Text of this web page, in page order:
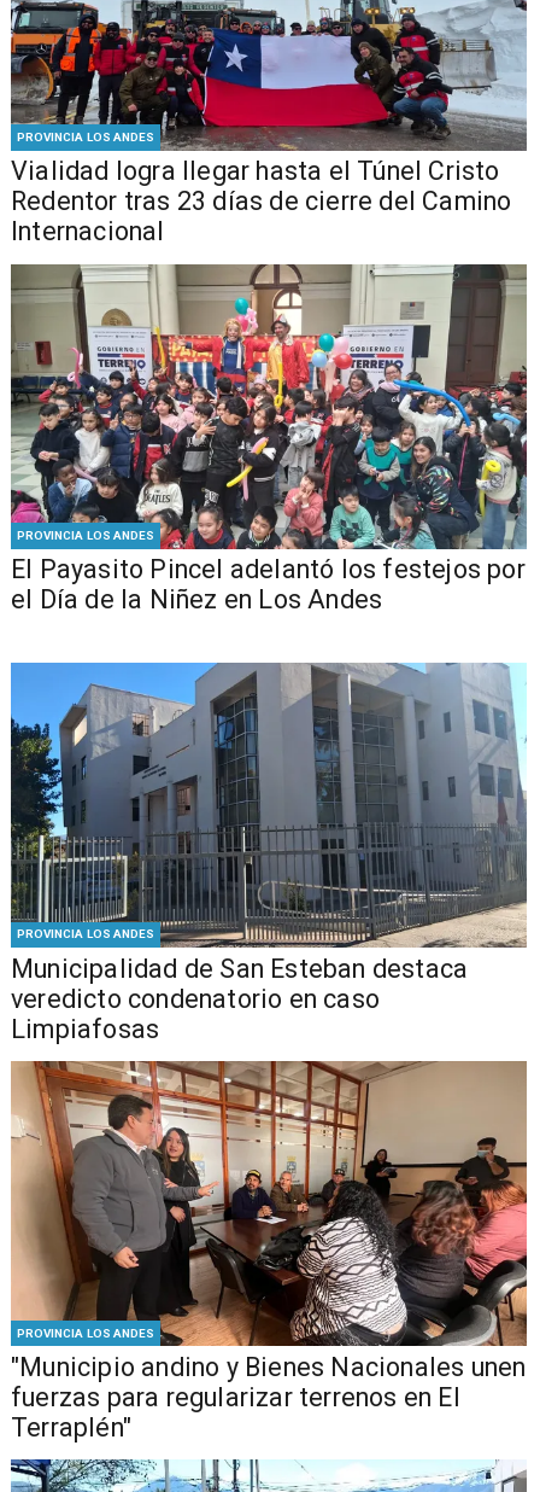
PROVINCIA LOS ANDES
Vialidad logra llegar hasta el Túnel Cristo
Redentor tras 23 días de cierre del Camino
Internacional
PROVINCIA LOS ANDES
El Payasito Pincel adelantó los festejos por
el Día de la Niñez en Los Andes
PROVINCIA LOS ANDES
Municipalidad de San Esteban destaca
veredicto condenatorio en caso
Limpiafosas
PROVINCIA LOS ANDES
"Municipio andino y Bienes Nacionales unen
fuerzas para regularizar terrenos en El
Terraplén"